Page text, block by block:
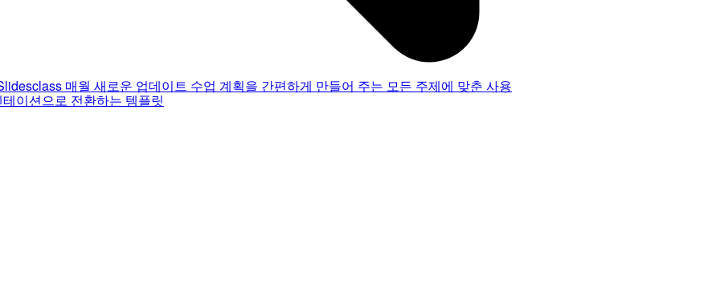
매월 새로운 업데이트 수업 계획을 간편하게 만들어 주는 모든 주제에 맞춘 사용
이션으로 전환하는 템플릿